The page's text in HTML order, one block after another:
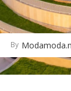
By
30